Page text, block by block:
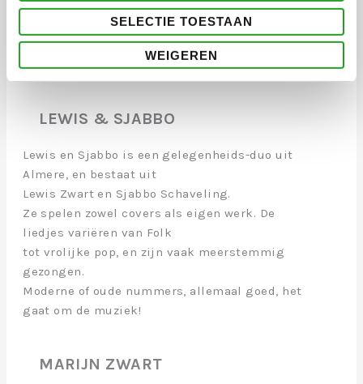
SELECTIE TOESTAAN
WEIGEREN
om uitgegeven te worden.
Kortom, meer dan genoeg om nog in de gaten
te gaan houden.”
LEWIS & SJABBO
Lewis en Sjabbo is een gelegenheids-duo uit
Almere, en bestaat uit
Lewis Zwart en Sjabbo Schaveling.
Ze spelen zowel covers als eigen werk. De
liedjes variëren van Folk
tot vrolijke pop, en zijn vaak meerstemmig
gezongen.
Moderne of oude nummers, allemaal goed, het
gaat om de muziek!
MARIJN ZWART